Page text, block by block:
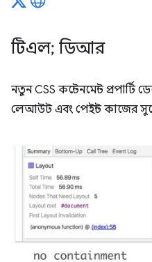
টিএল; ডিআর
নতুন CSS কন্টেনমেন্ট প্রপার্টি
লেআউট এবং পেইন্ট কাজের